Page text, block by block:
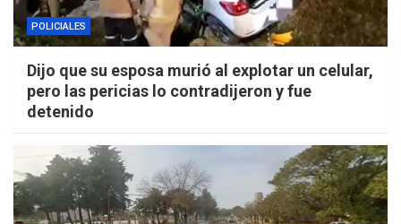
POLICIALES
Dijo que su esposa murió al explotar un celular,
pero las pericias lo contradijeron y fue
detenido